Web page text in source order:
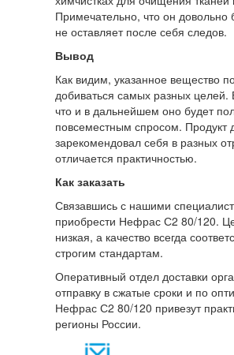
Примечательно, что он довольно
не оставляет после себя следов.
Вывод
Как видим, указанное вещество
добиваться самых разных целей.
что и в дальнейшем оно будет
повсеместным спросом. Продукт
зарекомендовал себя в разных
отличается практичностью.
Как заказать
Связавшись с нашими
приобрести Нефрас С2 80/120.
низкая, а качество всегда
строгим стандартам.
Оперативный отдел доставки
отправку в сжатые сроки и по
Нефрас С2 80/120 привезут
регионы России.